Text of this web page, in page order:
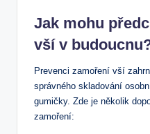
Jak mohu
vší v
Prevenci zamoření vší
správného skladování
gumičky. Zde je několik
zamoření: